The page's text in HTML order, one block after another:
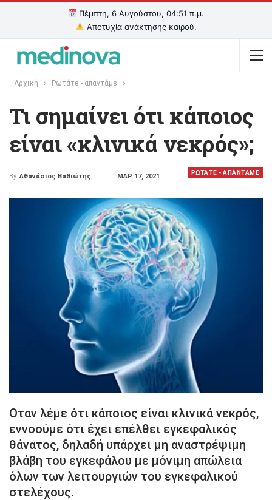
Πέμπτη, 6 Αυγούστου, 04:51 π.μ.
Αποτυχία ανάκτησης καιρού.
Αρχική Ρωτάτε - απαντάμε
Τι σημαίνει ότι κάποιος
είναι «κλινικά νεκρός»;
ΡΩΤΑΤΕ - ΑΠΑΝΤΑΜΕ
By Αθανάσιος Βαθιώτης ΜΑΡ 17, 2021
Οταν λέμε ότι κάποιος είναι κλινικά νεκρός,
εννοούμε ότι έχει επέλθει εγκεφαλικός
θάνατος, δηλαδή υπάρχει μη αναστρέψιμη
βλάβη του εγκεφάλου με μόνιμη απώλεια
όλων των λειτουργιών του εγκεφαλικού
στελέχους.